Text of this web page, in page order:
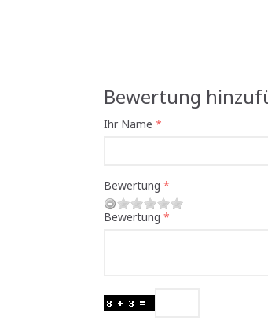
Bewertung
Ihr Name
Bewertung
Bewertung